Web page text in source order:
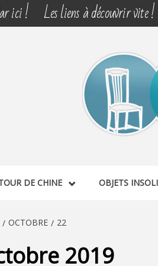
ici ! Les liens à découvrir vite !
DE CHINE OBJETS
OCTOBRE 22
2019